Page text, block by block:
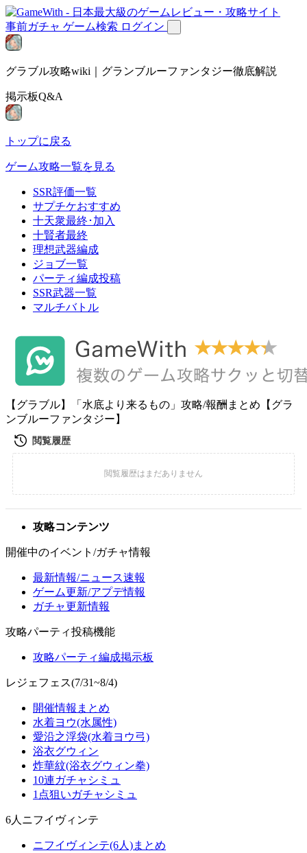
事前ガチャ ゲーム検索 ログイン
グラブル攻略wiki｜グランブルーファンタジー徹底解説
掲示板Q&A
トップに戻る
ゲーム攻略一覧を見る
SSR評価一覧
サプチケおすすめ
十天衆最終･加入
十賢者最終
理想武器編成
ジョブ一覧
パーティ編成投稿
SSR武器一覧
マルチバトル
【グラブル】「水底より来るもの」攻略/報酬まとめ【グラ
ンブルーファンタジー】
攻略コンテンツ
開催中のイベント/ガチャ情報
最新情報/ニュース速報
ゲーム更新/アプデ情報
ガチャ更新情報
攻略パーティ投稿機能
攻略パーティ編成掲示板
レジェフェス(7/31~8/4)
開催情報まとめ
水着ヨウ(水属性)
愛沿之浮袋(水着ヨウ弓)
浴衣グウィン
炸華紋(浴衣グウィン拳)
10連ガチャシミュ
1点狙いガチャシミュ
6人ニフイヴィンテ
ニフイヴィンテ(6人)まとめ